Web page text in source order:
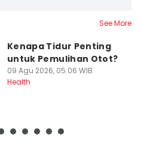
See More
Kenapa Tidur Penting
untuk Pemulihan Otot?
09 Agu 2026, 05:06 WIB
Health